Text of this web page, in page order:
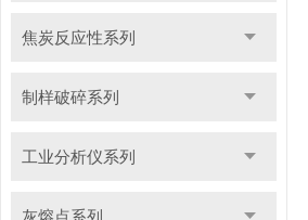
焦炭反应性系列
制样破碎系列
工业分析仪系列
灰熔点系列